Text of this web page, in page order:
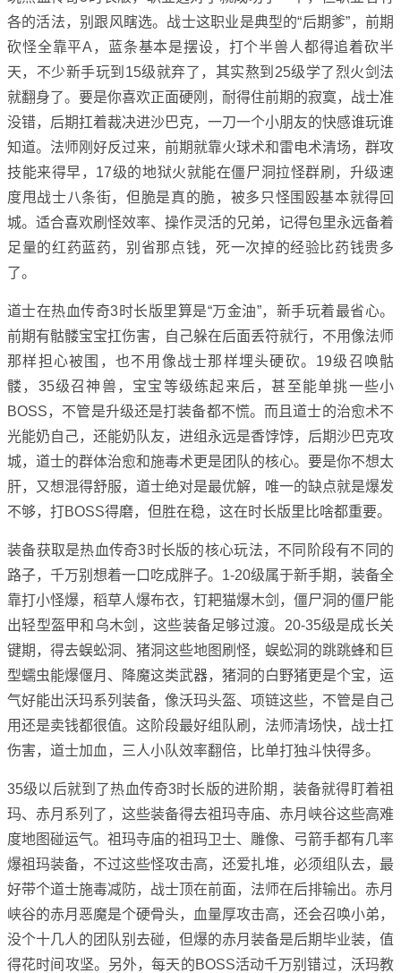
各的活法，别跟风瞎选。战士这职业是典型的“后期爹”，前期
砍怪全靠平A，蓝条基本是摆设，打个半兽人都得追着砍半
天，不少新手玩到15级就弃了，其实熬到25级学了烈火剑法
就翻身了。要是你喜欢正面硬刚，耐得住前期的寂寞，战士准
没错，后期扛着裁决进沙巴克，一刀一个小朋友的快感谁玩谁
知道。法师刚好反过来，前期就靠火球术和雷电术清场，群攻
技能来得早，17级的地狱火就能在僵尸洞拉怪群刷，升级速
度甩战士八条街，但脆是真的脆，被多只怪围殴基本就得回
城。适合喜欢刷怪效率、操作灵活的兄弟，记得包里永远备着
足量的红药蓝药，别省那点钱，死一次掉的经验比药钱贵多
了。
道士在热血传奇3时长版里算是“万金油”，新手玩着最省心。
前期有骷髅宝宝扛伤害，自己躲在后面丢符就行，不用像法师
那样担心被围，也不用像战士那样埋头硬砍。19级召唤骷
髅，35级召神兽，宝宝等级练起来后，甚至能单挑一些小
BOSS，不管是升级还是打装备都不慌。而且道士的治愈术不
光能奶自己，还能奶队友，进组永远是香饽饽，后期沙巴克攻
城，道士的群体治愈和施毒术更是团队的核心。要是你不想太
肝，又想混得舒服，道士绝对是最优解，唯一的缺点就是爆发
不够，打BOSS得磨，但胜在稳，这在时长版里比啥都重要。
装备获取是热血传奇3时长版的核心玩法，不同阶段有不同的
路子，千万别想着一口吃成胖子。1-20级属于新手期，装备全
靠打小怪爆，稻草人爆布衣，钉耙猫爆木剑，僵尸洞的僵尸能
出轻型盔甲和乌木剑，这些装备足够过渡。20-35级是成长关
键期，得去蜈蚣洞、猪洞这些地图刷怪，蜈蚣洞的跳跳蜂和巨
型蠕虫能爆偃月、降魔这类武器，猪洞的白野猪更是个宝，运
气好能出沃玛系列装备，像沃玛头盔、项链这些，不管是自己
用还是卖钱都很值。这阶段最好组队刷，法师清场快，战士扛
伤害，道士加血，三人小队效率翻倍，比单打独斗快得多。
35级以后就到了热血传奇3时长版的进阶期，装备就得盯着祖
玛、赤月系列了，这些装备得去祖玛寺庙、赤月峡谷这些高难
度地图碰运气。祖玛寺庙的祖玛卫士、雕像、弓箭手都有几率
爆祖玛装备，不过这些怪攻击高，还爱扎堆，必须组队去，最
好带个道士施毒减防，战士顶在前面，法师在后排输出。赤月
峡谷的赤月恶魔是个硬骨头，血量厚攻击高，还会召唤小弟，
没个十几人的团队别去碰，但爆的赤月装备是后期毕业装，值
得花时间攻坚。另外，每天的BOSS活动千万别错过，沃玛教